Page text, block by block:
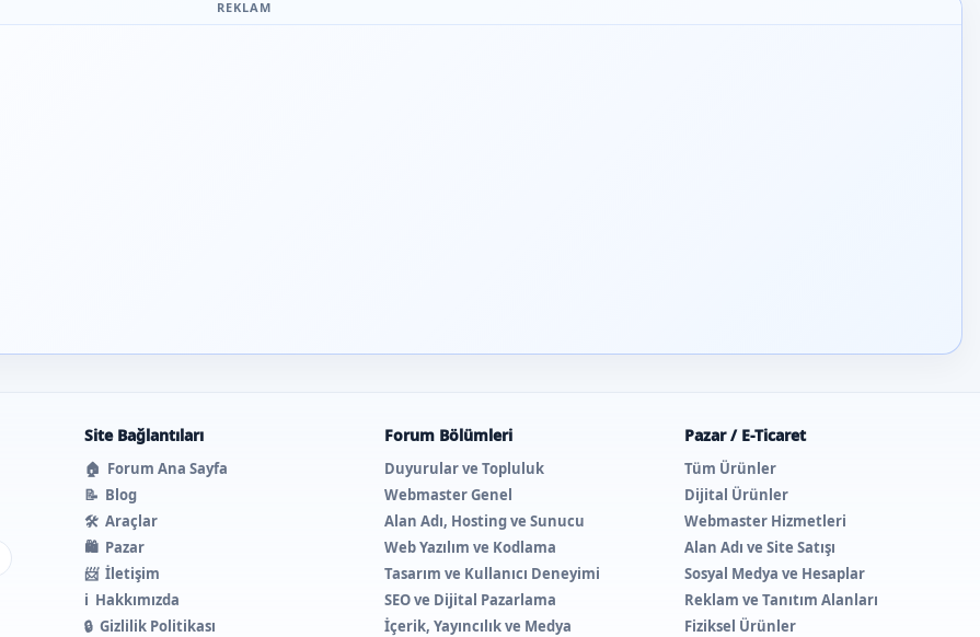
REKLAM
Site Bağlantıları
🏠 Forum Ana Sayfa
📝 Blog
🛠️ Araçlar
🛍️ Pazar
📨 İletişim
ℹ️ Hakkımızda
🔒 Gizlilik Politikası
Forum Bölümleri
Duyurular ve Topluluk
Webmaster Genel
Alan Adı, Hosting ve Sunucu
Web Yazılım ve Kodlama
Tasarım ve Kullanıcı Deneyimi
SEO ve Dijital Pazarlama
İçerik, Yayıncılık ve Medya
Pazar / E-Ticaret
Tüm Ürünler
Dijital Ürünler
Webmaster Hizmetleri
Alan Adı ve Site Satışı
Sosyal Medya ve Hesaplar
Reklam ve Tanıtım Alanları
Fiziksel Ürünler